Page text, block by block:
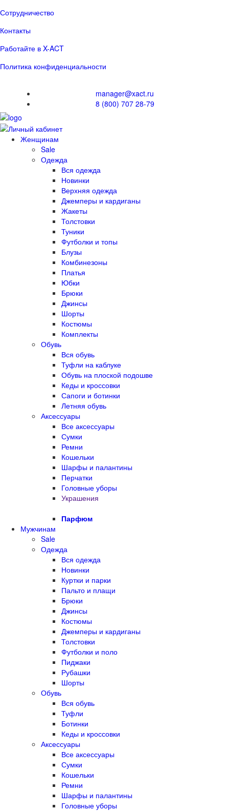
Сотрудничество
Контакты
Работайте в X-ACT
Политика конфиденциальности
manager@xact.ru
8 (800) 707 28-79
Женщинам
Sale
Одежда
Вся одежда
Новинки
Верхняя одежда
Джемперы и кардиганы
Жакеты
Толстовки
Туники
Футболки и топы
Блузы
Комбинезоны
Платья
Юбки
Брюки
Джинсы
Шорты
Костюмы
Комплекты
Обувь
Вся обувь
Туфли на каблуке
Обувь на плоской подошве
Кеды и кроссовки
Сапоги и ботинки
Летняя обувь
Аксессуары
Все аксессуары
Сумки
Ремни
Кошельки
Шарфы и палантины
Перчатки
Головные уборы
Украшения
Парфюм
Мужчинам
Sale
Одежда
Вся одежда
Новинки
Куртки и парки
Пальто и плащи
Брюки
Джинсы
Костюмы
Джемперы и кардиганы
Толстовки
Футболки и поло
Пиджаки
Рубашки
Шорты
Обувь
Вся обувь
Туфли
Ботинки
Кеды и кроссовки
Аксессуары
Все аксессуары
Сумки
Кошельки
Ремни
Шарфы и палантины
Головные уборы